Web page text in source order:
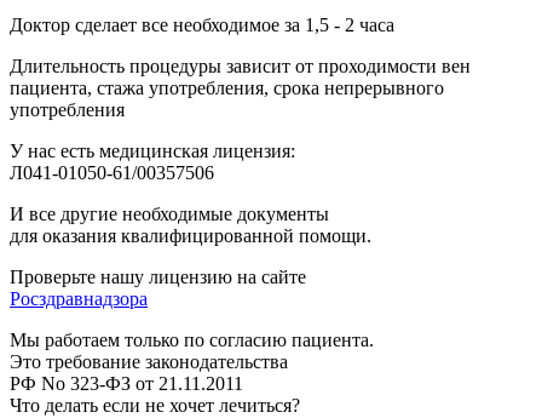
Доктор сделает все необходимое за 1,5 - 2 часа
Длительность процедуры зависит от проходимости вен
пациента, стажа употребления, срока непрерывного
употребления
У нас есть медицинская лицензия:
Л041-01050-61/00357506
И все другие необходимые документы
для оказания квалифицированной помощи.
Проверьте нашу лицензию на сайте
Росздравнадзора
Мы работаем только по согласию пациента.
Это требование законодательства
РФ No 323-ФЗ от 21.11.2011
Что делать если не хочет лечиться?